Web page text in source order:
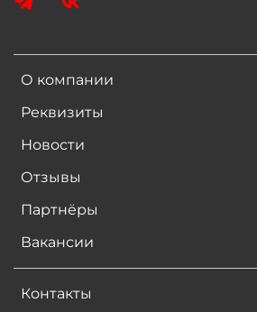
О компании
Реквизиты
Новости
Отзывы
Партнёры
Вакансии
Контакты